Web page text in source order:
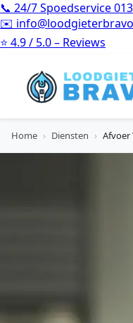
📞 24/7 Spoedservice
✉️
⭐ 4.9 / 5.0 – Reviews
Home › Diensten › Afvoer